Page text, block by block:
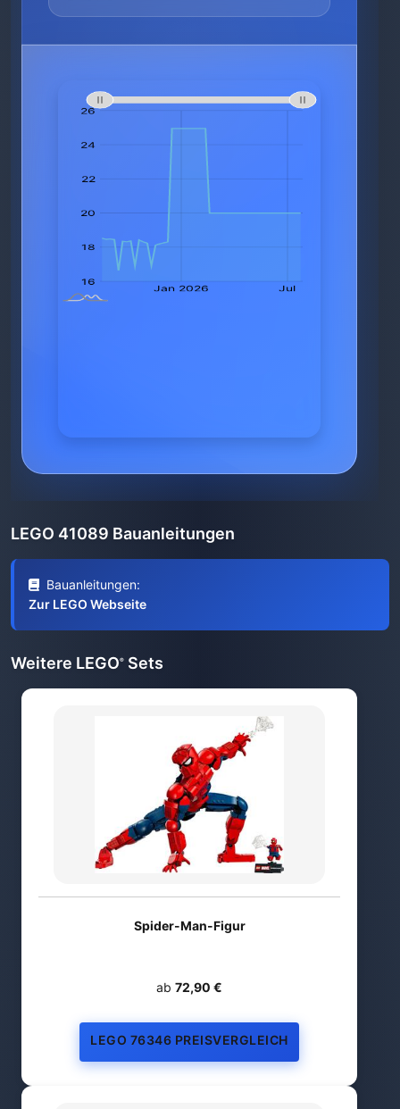
LEGO 41089 Bauanleitungen
Bauanleitungen:
Zur LEGO Webseite
Weitere LEGO® Sets
Spider-Man-Figur
ab 72,90 €
LEGO 76346 PREISVERGLEICH